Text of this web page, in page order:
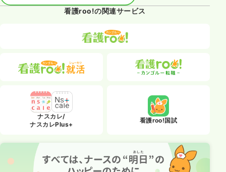
看護roo!の関連サービス
ナスカレ/
ナスカレPlus+
看護roo!国試